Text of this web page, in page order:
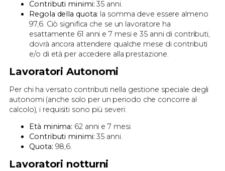
Contributi minimi: 35 anni.
Regola della quota: la somma deve essere almeno
97,6. Ciò significa che se un lavoratore ha
esattamente 61 anni e 7 mesi e 35 anni di contributi,
dovrà ancora attendere qualche mese di contributi
e/o di età per accedere alla prestazione.
Lavoratori Autonomi
Per chi ha versato contributi nella gestione speciale degli
autonomi (anche solo per un periodo che concorre al
calcolo), i requisiti sono più severi:
Età minima: 62 anni e 7 mesi.
Contributi minimi: 35 anni.
Quota: 98,6.
Lavoratori notturni